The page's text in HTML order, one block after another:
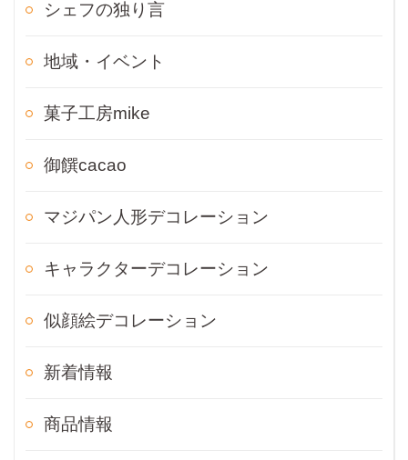
シェフの独り言
地域・イベント
菓子工房mike
御饌cacao
マジパン人形デコレーション
キャラクターデコレーション
似顔絵デコレーション
新着情報
商品情報